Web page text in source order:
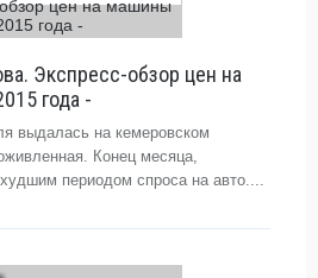
Экспресс-обзор цен на
года -
выдалась на кемеровском
Конец месяца,
периодом спроса на авто....